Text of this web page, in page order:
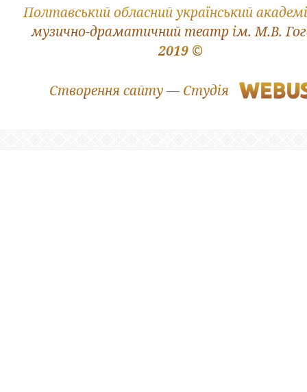
2019 ©
Полтавський обласний український
музично-драматичний театр ім. М.В.
Створення сайту — Студія